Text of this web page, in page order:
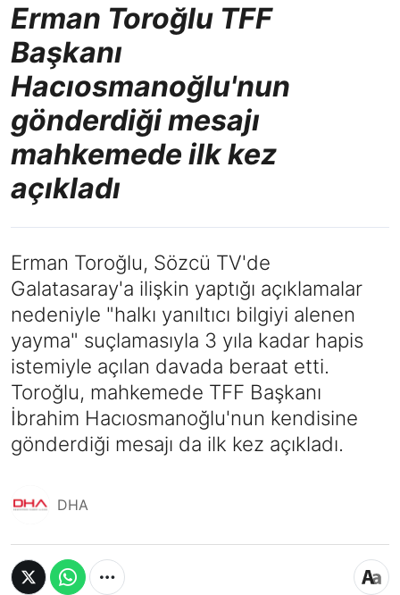
Erman Toroğlu TFF
Başkanı
Hacıosmanoğlu'nun
gönderdiği mesajı
mahkemede ilk kez
açıkladı
Erman Toroğlu, Sözcü TV'de
Galatasaray'a ilişkin yaptığı açıklamalar
nedeniyle "halkı yanıltıcı bilgiyi alenen
yayma" suçlamasıyla 3 yıla kadar hapis
istemiyle açılan davada beraat etti.
Toroğlu, mahkemede TFF Başkanı
İbrahim Hacıosmanoğlu'nun kendisine
gönderdiği mesajı da ilk kez açıkladı.
DHA